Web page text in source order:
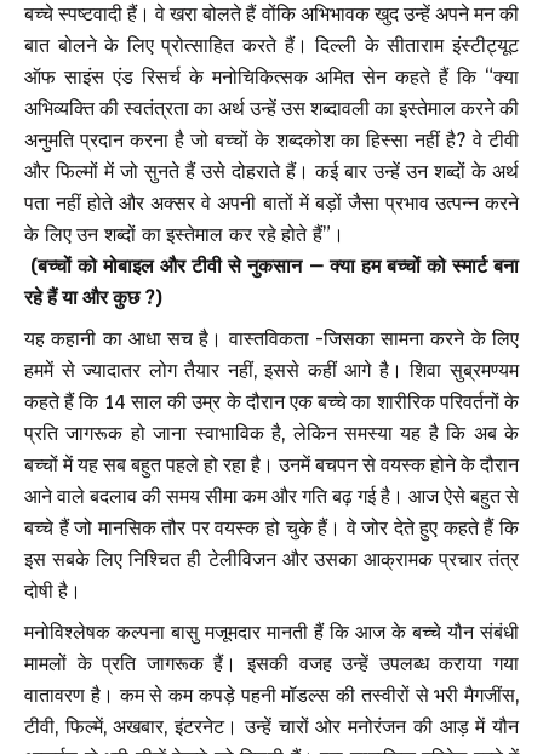
बच्चे स्पष्टवादी हैं। वे खरा बोलते हैं वोंकि अभिभावक खुद उन्हें अपने मन की
बात बोलने के लिए प्रोत्साहित करते हैं। दिल्ली के सीताराम इंस्टीट्यूट
ऑफ साइंस एंड रिसर्च के मनोचिकित्सक अमित सेन कहते हैं कि “क्या
अभिव्यक्ति की स्वतंत्रता का अर्थ उन्हें उस शब्दावली का इस्तेमाल करने की
अनुमति प्रदान करना है जो बच्चों के शब्दकोश का हिस्सा नहीं है? वे टीवी
और फिल्मों में जो सुनते हैं उसे दोहराते हैं। कई बार उन्हें उन शब्दों के अर्थ
पता नहीं होते और अक्सर वे अपनी बातों में बड़ों जैसा प्रभाव उत्पन्न करने
के लिए उन शब्दों का इस्तेमाल कर रहे होते हैं”।
(बच्चों को मोबाइल और टीवी से नुकसान – क्या हम बच्चों को स्मार्ट बना
रहे हैं या और कुछ ?)
यह कहानी का आधा सच है। वास्तविकता -जिसका सामना करने के लिए
हममें से ज्यादातर लोग तैयार नहीं, इससे कहीं आगे है। शिवा सुब्रमण्यम
कहते हैं कि 14 साल की उम्र के दौरान एक बच्चे का शारीरिक परिवर्तनों के
प्रति जागरूक हो जाना स्वाभाविक है, लेकिन समस्या यह है कि अब के
बच्चों में यह सब बहुत पहले हो रहा है। उनमें बचपन से वयस्क होने के दौरान
आने वाले बदलाव की समय सीमा कम और गति बढ़ गई है। आज ऐसे बहुत से
बच्चे हैं जो मानसिक तौर पर वयस्क हो चुके हैं। वे जोर देते हुए कहते हैं कि
इस सबके लिए निश्चित ही टेलीविजन और उसका आक्रामक प्रचार तंत्र
दोषी है।
मनोविश्लेषक कल्पना बासु मजूमदार मानती हैं कि आज के बच्चे यौन संबंधी
मामलों के प्रति जागरूक हैं। इसकी वजह उन्हें उपलब्ध कराया गया
वातावरण है। कम से कम कपड़े पहनी मॉडल्स की तस्वीरों से भरी मैगजींस,
टीवी, फिल्में, अखबार, इंटरनेट। उन्हें चारों ओर मनोरंजन की आड़ में यौन